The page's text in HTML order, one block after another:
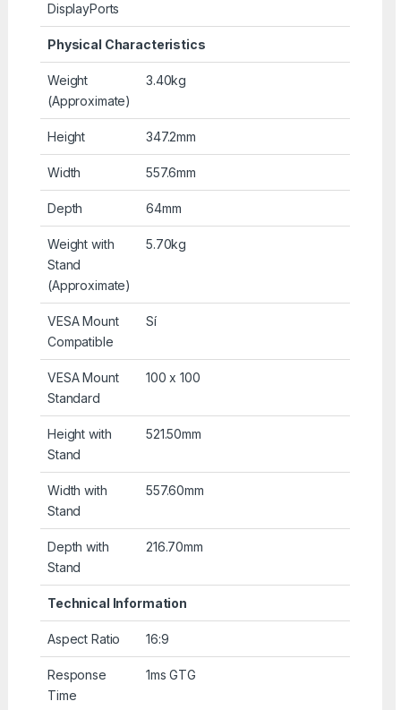
DisplayPorts
Physical Characteristics
Weight
(Approximate)
3.40kg
Height 347.2mm
Width 557.6mm
Depth 64mm
Weight with
Stand
(Approximate)
5.70kg
VESA Mount
Compatible
Sí
VESA Mount
Standard
100 x 100
Height with
Stand
521.50mm
Width with
Stand
557.60mm
Depth with
Stand
216.70mm
Technical Information
Aspect Ratio 16:9
Response
Time
1ms GTG